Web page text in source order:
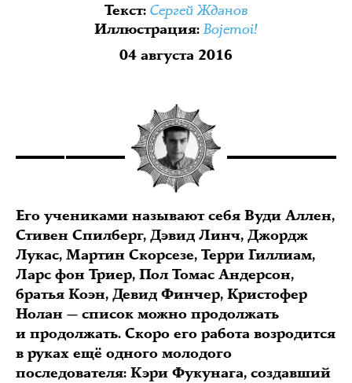
Текст: Сергей Жданов
Иллюстрация:Bojemoi!
04 августа 2016
Его учениками называют себя Вуди Аллен,
Стивен Спилберг, Дэвид Линч, Джордж
Лукас, Мартин Скорсезе, Терри Гиллиам,
Ларс фон Триер, Пол Томас Андерсон,
братья Коэн, Девид Финчер, Кристофер
Нолан — список можно продолжать
и продолжать. Скоро его работа возродится
в руках ещё одного молодого
последователя: Кэри Фукунага, создавший